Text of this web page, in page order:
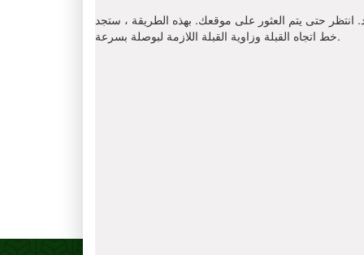
انتظر حتى يتم العثور على موقعك. بهذه الطريقة ، ستجد
خط اتجاه القبلة وزاوية القبلة اللازمة لبوصلة بسرعة.